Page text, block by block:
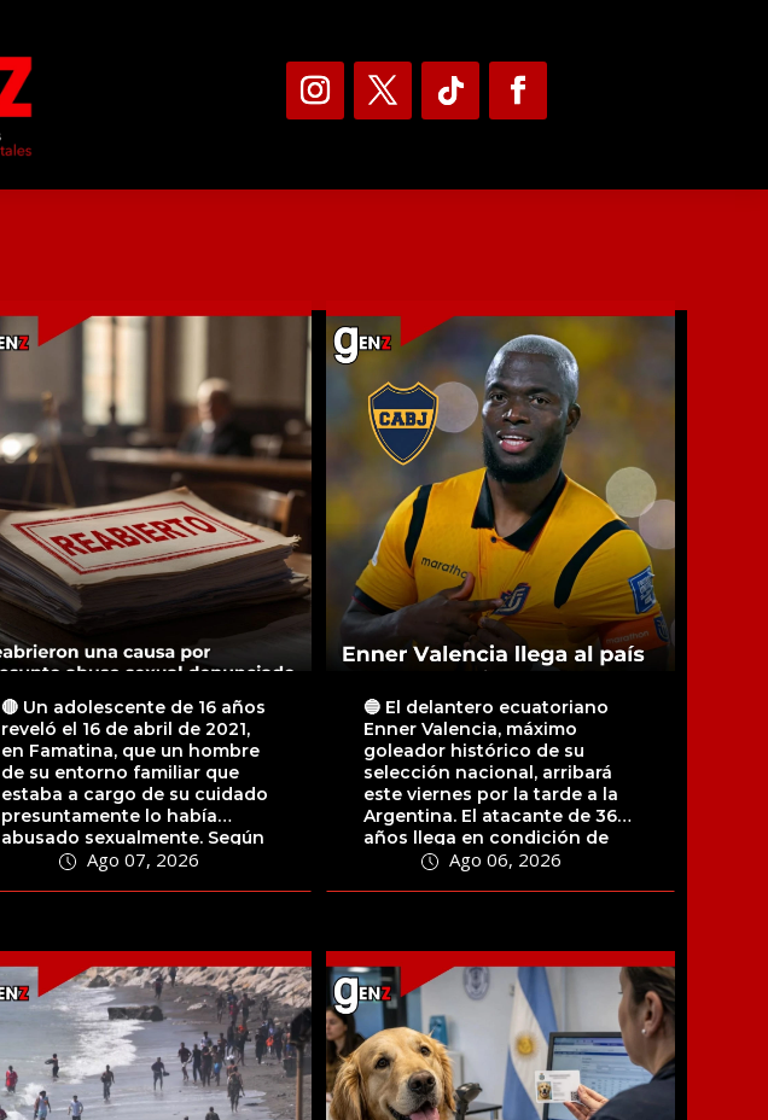
🔴 Un adolescente de 16 años
reveló el 16 de abril de 2021,
en Famatina, que un hombre
de su entorno familiar que
estaba a cargo de su cuidado
presuntamente lo había
abusado sexualmente. Según
Ago 07, 2026
🔵 El delantero ecuatoriano
Enner Valencia, máximo
goleador histórico de su
selección nacional, arribará
este viernes por la tarde a la
Argentina. El atacante de 36
años llega en condición de
jugador... Ago 06, 2026